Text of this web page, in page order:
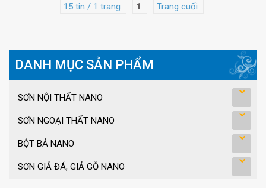
15 tin / 1 trang 1 Trang cuối
DANH MỤC SẢN PHẨM
SƠN NỘI THẤT NANO
SƠN NGOẠI THẤT NANO
BỘT BẢ NANO
SƠN GIẢ ĐÁ, GIẢ GỖ NANO